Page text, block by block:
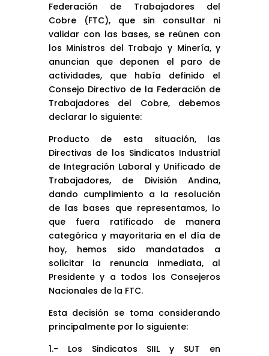
Federación de Trabajadores del
Cobre (FTC), que sin consultar ni
validar con las bases, se reúnen con
los Ministros del Trabajo y Minería, y
anuncian que deponen el paro de
actividades, que había definido el
Consejo Directivo de la Federación de
Trabajadores del Cobre, debemos
declarar lo siguiente:
Producto de esta situación, las
Directivas de los Sindicatos Industrial
de Integración Laboral y Unificado de
Trabajadores, de División Andina,
dando cumplimiento a la resolución
de las bases que representamos, lo
que fuera ratificado de manera
categórica y mayoritaria en el día de
hoy, hemos sido mandatados a
solicitar la renuncia inmediata, al
Presidente y a todos los Consejeros
Nacionales de la FTC.
Esta decisión se toma considerando
principalmente por lo siguiente:
1.- Los Sindicatos SIIL y SUT en